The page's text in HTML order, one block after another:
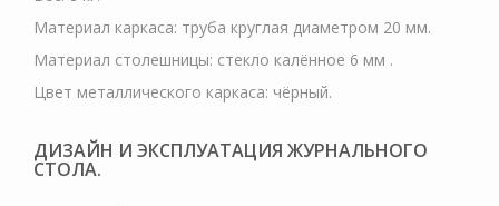
Материал каркаса: труба круглая диаметром 20 мм.
Материал столешницы: стекло калённое 6 мм .
Цвет металлического каркаса: чёрный.
ДИЗАЙН И ЭКСПЛУАТАЦИЯ ЖУРНАЛЬНОГО
СТОЛА.